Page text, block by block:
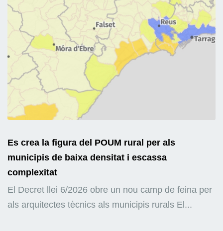
Es crea la figura del POUM rural per als
municipis de baixa densitat i escassa
complexitat
El Decret llei 6/2026 obre un nou camp de feina per
als arquitectes tècnics als municipis rurals El...